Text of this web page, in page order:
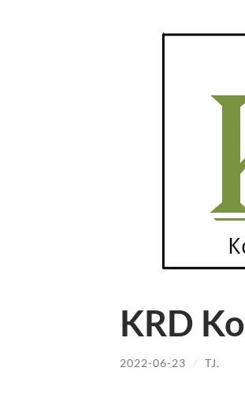
KRD
2022-06-23 / TJ.